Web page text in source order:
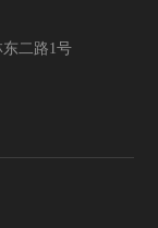
二路1号